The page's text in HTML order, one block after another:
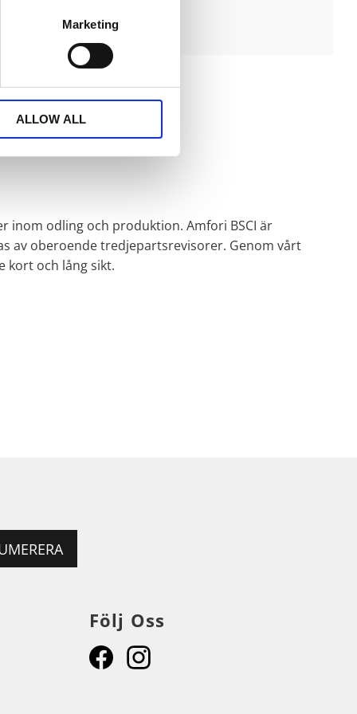
Marketing
ALLOW ALL
inom odling och produktion. Amfori BSCI är
av oberoende tredjepartsrevisorer. Genom vårt
kort och lång sikt.
Följ Oss